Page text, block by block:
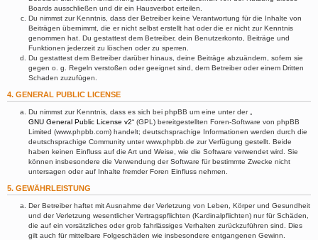
Boards ausschließen und dir ein Hausverbot erteilen.
Du nimmst zur Kenntnis, dass der Betreiber keine Verantwortung für die Inhalte von
Beiträgen übernimmt, die er nicht selbst erstellt hat oder die er nicht zur Kenntnis
genommen hat. Du gestattest dem Betreiber, dein Benutzerkonto, Beiträge und
Funktionen jederzeit zu löschen oder zu sperren.
Du gestattest dem Betreiber darüber hinaus, deine Beiträge abzuändern, sofern sie
gegen o. g. Regeln verstoßen oder geeignet sind, dem Betreiber oder einem Dritten
Schaden zuzufügen.
4. GENERAL PUBLIC LICENSE
Du nimmst zur Kenntnis, dass es sich bei phpBB um eine unter der „
GNU General Public License v2“ (GPL) bereitgestellten Foren-Software von phpBB
Limited (www.phpbb.com) handelt; deutschsprachige Informationen werden durch die
deutschsprachige Community unter www.phpbb.de zur Verfügung gestellt. Beide
haben keinen Einfluss auf die Art und Weise, wie die Software verwendet wird. Sie
können insbesondere die Verwendung der Software für bestimmte Zwecke nicht
untersagen oder auf Inhalte fremder Foren Einfluss nehmen.
5. GEWÄHRLEISTUNG
Der Betreiber haftet mit Ausnahme der Verletzung von Leben, Körper und Gesundheit
und der Verletzung wesentlicher Vertragspflichten (Kardinalpflichten) nur für Schäden,
die auf ein vorsätzliches oder grob fahrlässiges Verhalten zurückzuführen sind. Dies
gilt auch für mittelbare Folgeschäden wie insbesondere entgangenen Gewinn.